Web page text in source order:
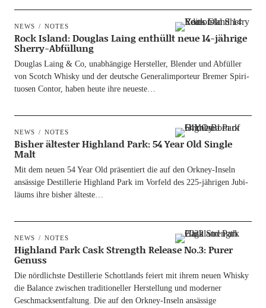
NEWS NOTES
Rock Island: Douglas Laing enthüllt neue 14-jährige
Sherry-Abfüllung
Dou­glas Laing & Co, unab­hän­gi­ge Her­stel­ler, Blen­der und Abfül­ler
von Scotch Whis­ky und der deut­sche Gene­ral­im­por­teur Bre­mer Spi­ri­
tuo­sen Con­tor, haben heu­te ihre neueste…
NEWS NOTES
Bisher ältester Highland Park: 54 Year Old Single
Malt
Mit dem neu­en 54 Year Old prä­sen­tiert die auf den Ork­­ney-Inseln
ansäs­si­ge Destil­le­rie High­land Park im Vor­feld des 225-jäh­ri­­gen Jubi­
lä­ums ihre bis­her älteste…
NEWS NOTES
Highland Park Cask Strength Release No.3: Purer
Genuss
Die nörd­lichs­te Destil­le­rie Schott­lands fei­ert mit ihrem neu­en Whis­ky
die Balan­ce zwi­schen tra­di­tio­nel­ler Her­stel­lung und moder­ner
Geschmacks­ent­fal­tung. Die auf den Ork­­ney-Inseln ansäs­si­ge